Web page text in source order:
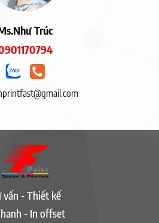
Trúc
vấn - Thiết kế
- In offset